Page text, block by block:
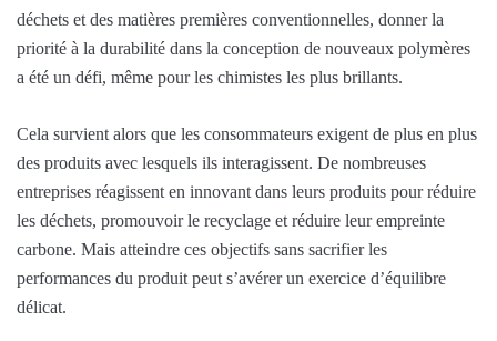
déchets et des matières premières conventionnelles, donner la
priorité à la durabilité dans la conception de nouveaux polymères
a été un défi, même pour les chimistes les plus brillants.
Cela survient alors que les consommateurs exigent de plus en plus
des produits avec lesquels ils interagissent. De nombreuses
entreprises réagissent en innovant dans leurs produits pour réduire
les déchets, promouvoir le recyclage et réduire leur empreinte
carbone. Mais atteindre ces objectifs sans sacrifier les
performances du produit peut s’avérer un exercice d’équilibre
délicat.